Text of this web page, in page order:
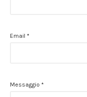
Email *
Messaggio *